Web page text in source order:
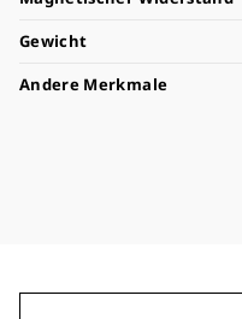
Gewicht
Andere Merkmale